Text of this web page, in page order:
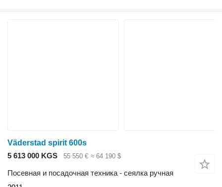
Väderstad spirit 600s
5 613 000 KGS
55 550 € ≈ 64 190 $
Посевная и посадочная техника - сеялка ручная